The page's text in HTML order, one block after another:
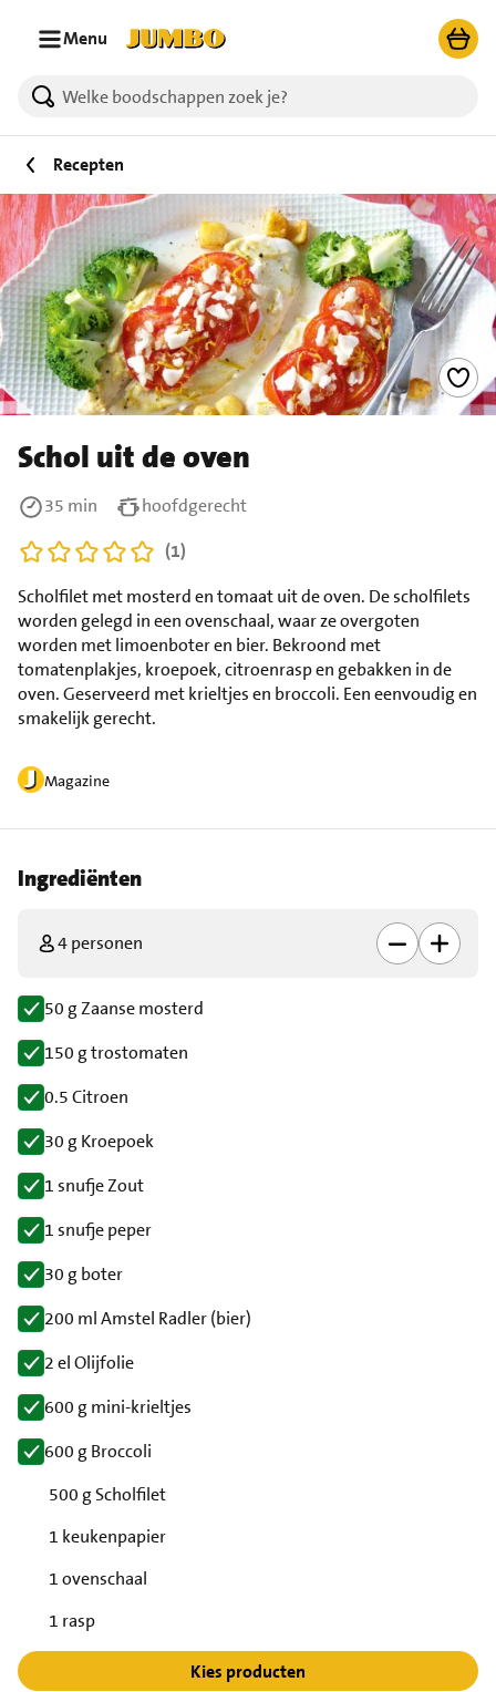
Menu
Recepten
Schol uit de oven
Magazine
Scholfilet met mosterd en tomaat uit de oven. De scholfilets
worden gelegd in een ovenschaal, waar ze overgoten
worden met limoenboter en bier. Bekroond met
tomatenplakjes, kroepoek, citroenrasp en gebakken in de
oven. Geserveerd met krieltjes en broccoli. Een eenvoudig en
smakelijk gerecht.
35 min
hoofdgerecht
(1)
Ingrediënten
4 personen
50 g Zaanse mosterd
150 g trostomaten
0.5 Citroen
30 g Kroepoek
1 snufje Zout
1 snufje peper
30 g boter
200 ml Amstel Radler (bier)
2 el Olijfolie
600 g mini-krieltjes
600 g Broccoli
500 g Scholfilet
1 keukenpapier
1 ovenschaal
1 rasp
Kies producten